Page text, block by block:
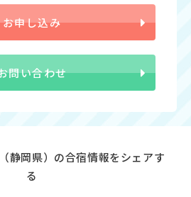
お申し込み
問い合わせ
静岡県）の合宿情報をシェアす
る